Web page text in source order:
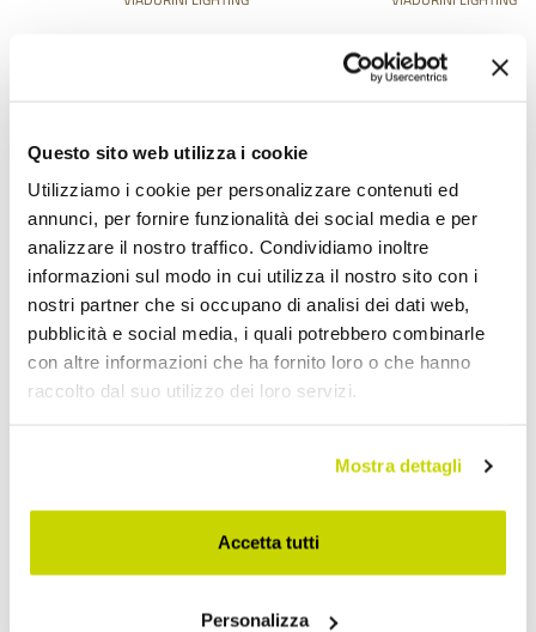
Questo sito web utilizza i cookie
Utilizziamo i cookie per personalizzare contenuti ed
annunci, per fornire funzionalità dei social media e per
analizzare il nostro traffico. Condividiamo inoltre
informazioni sul modo in cui utilizza il nostro sito con i
nostri partner che si occupano di analisi dei dati web,
pubblicità e social media, i quali potrebbero combinarle
con altre informazioni che ha fornito loro o che hanno
raccolto dal suo utilizzo dei loro servizi.
Mostra dettagli
Accetta tutti
Personalizza
- Similo
- 20% AR 3.385,98
مصباح أرضي مصنوع يدويًا من
الخشب، تم إنتاجه بالكامل في
15.028,08
VIADURINI LIGHTING
مصباح أرضي من مادة LDPE